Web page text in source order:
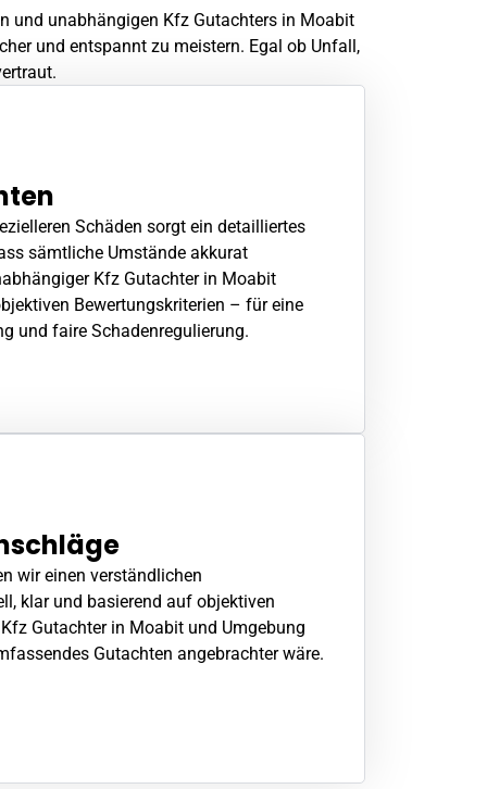
und unabhängigen Kfz Gutachters in Moabit
und entspannt zu meistern. Egal ob Unfall ,
Schäden sorgt ein detailliertes
sämtliche Umstände akkurat
Kfz Gutachter in Moabit
Bewertungskriterien – für eine
und faire Schadenregulierung.
wir einen verständlichen
klar und basierend auf objektiven
Gutachter in Moabit und Umgebung
Gutachten angebrachter wäre.